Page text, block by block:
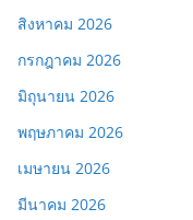
สิงหาคม 2026
กรกฎาคม 2026
มิถุนายน 2026
พฤษภาคม 2026
เมษายน 2026
มีนาคม 2026